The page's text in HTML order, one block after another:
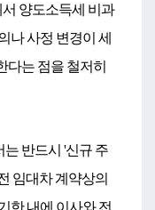
양도소득세 비과
나 사정 변경이 세
다는 점을 철저히
반드시 '신규 주
임대차 계약상의
한 내에 이사와 전